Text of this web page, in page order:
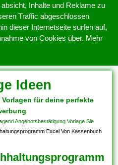
Inhalte und Reklame zu
Traffic abgeschlossen
dieser Internetseite surfen auf,
von Cookies über. Mehr
Ideen
für deine perfekte
Angebotsbestätigung Vorlage Sie
Excel Von Kassenbuch